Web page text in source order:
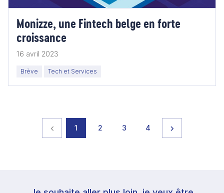
Monizze, une Fintech belge en forte
croissance
16 avril 2023
Brève Tech et Services
Page précédente
page
1 page
2 page
3 page
4